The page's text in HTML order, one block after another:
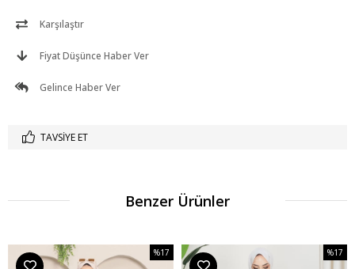
Karşılaştır
Fiyat Düşünce Haber Ver
Gelince Haber Ver
TAVSIYE ET
Benzer Ürünler
%17
%17